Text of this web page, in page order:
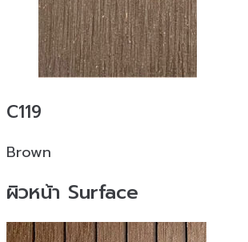
C119
Brown
ผิวหน้า Surface